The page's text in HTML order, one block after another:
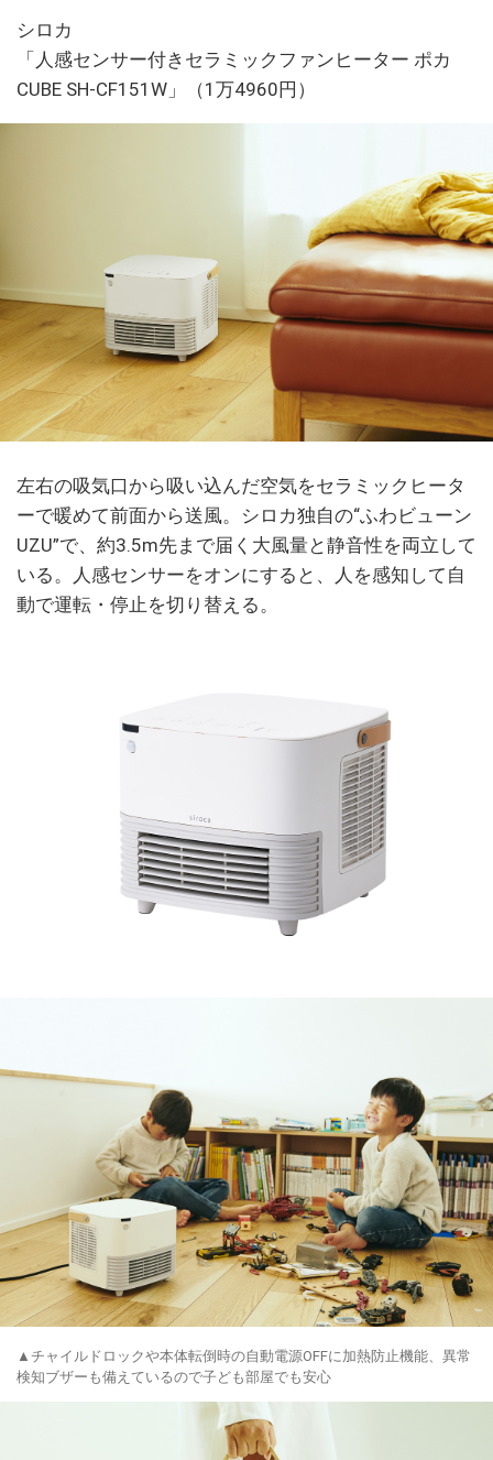
シロカ
「人感センサー付きセラミックファンヒーター ポカ
CUBE SH-CF151W」（1万4960円）
左右の吸気口から吸い込んだ空気をセラミックヒータ
ーで暖めて前面から送風。シロカ独自の“ふわビューン
UZU”で、約3.5m先まで届く大風量と静音性を両立して
いる。人感センサーをオンにすると、人を感知して自
動で運転・停止を切り替える。
▲チャイルドロックや本体転倒時の自動電源OFFに加熱防止機能、異常
検知ブザーも備えているので子ども部屋でも安心